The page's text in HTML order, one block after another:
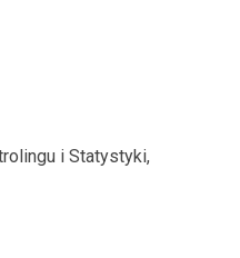
i Statystyki,